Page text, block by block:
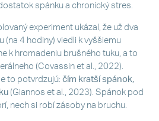
spánku a chronický stres.
experiment ukázal, že už dva
(na 4 hodiny) viedli k vyššiemu
k hromadeniu brušného tuku, a to
(Covassin et al., 2022).
to potvrdzujú: čím kratší spánok,
(Giannos et al., 2023). Spánok pod
nech si robí zásoby na bruchu.